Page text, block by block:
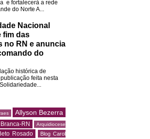
e fortalecerá a rede
do Norte A...
Nacional
fim das
no RN e anuncia
do
histórica de
feita nesta
Allyson Bezerra
RN
Arquidiocese
Rosado
Blog Carol